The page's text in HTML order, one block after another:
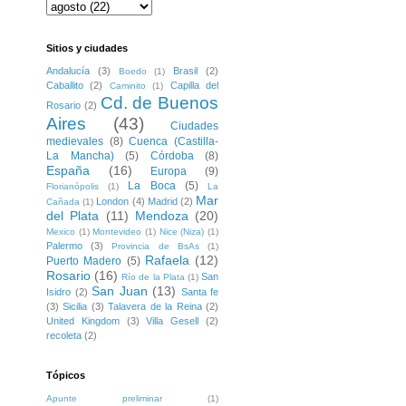
Sitios y ciudades
Andalucía (3) Boedo (1) Brasil
(2)
Caballito
(2) Caminito (1)
Capilla del
Rosario (2) Cd. de Buenos
Aires
(43)
Ciudades
medievales (8) Cuenca (Castilla-
La Mancha)
(5) Córdoba (8)
España (16) Europa (9)
Florianópolis (1) La Boca (5)
La
Cañada (1) London (4) Madrid (2) Mar
del Plata (11) Mendoza (20)
Mexico (1) Montevideo (1) Nice (Niza) (1)
Palermo (3) Provincia de BsAs (1)
Puerto Madero (5) Rafaela (12)
Rosario (16) Río de la Plata (1) San
Isidro (2) San Juan (13) Santa fe
(3) Sicilia (3) Talavera de la Reina (2)
United Kingdom
(3) Villa Gesell
(2)
recoleta (2)
Tópicos
Apunte preliminar (1)